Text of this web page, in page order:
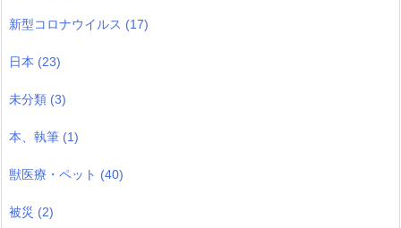
新型コロナウイルス (17)
日本 (23)
未分類 (3)
本、執筆 (1)
獣医療・ペット (40)
被災 (2)